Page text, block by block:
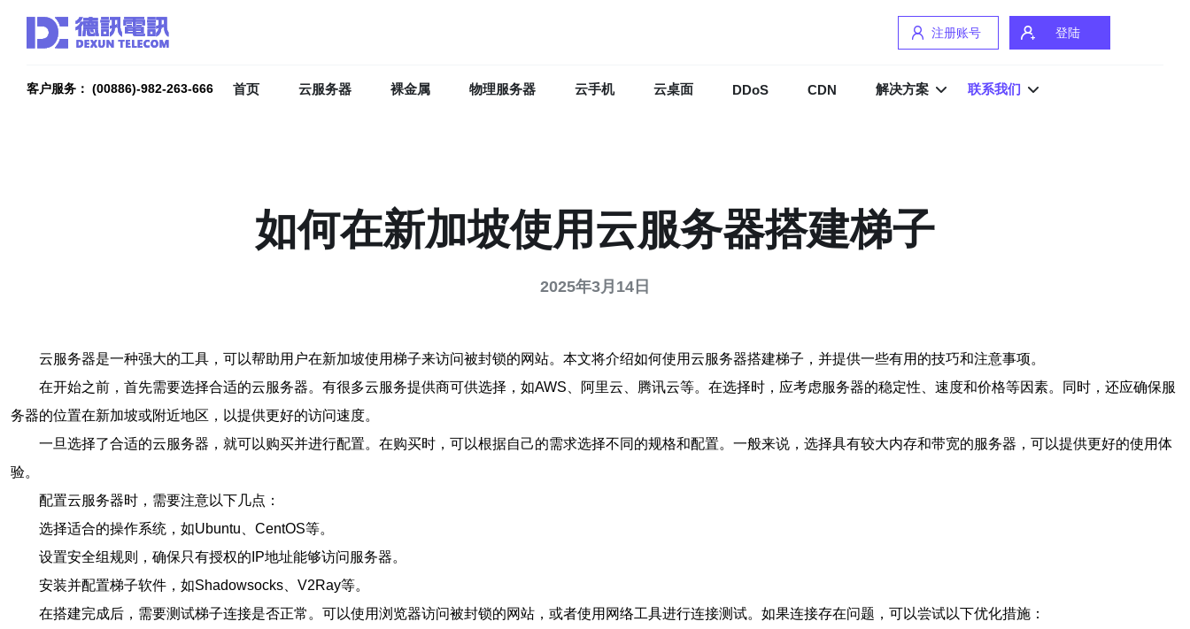
注册账号 登陆
客户服务： (00886)-982-263-666 首页 云服务器 裸金属 物理服务器 云手机 云桌面 DDoS CDN 解决方案 联系我们
如何在新加坡使用云服务器搭建梯子
2025年3月14日
云服务器是一种强大的工具，可以帮助用户在新加坡使用梯子来访问被封锁的网站。本文将介绍如何使用云服务器搭建梯子，并提供一些有用的技巧和注意事项。
在开始之前，首先需要选择合适的云服务器。有很多云服务提供商可供选择，如AWS、阿里云、腾讯云等。在选择时，应考虑服务器的稳定性、速度和价格等因素。同时，还应确保服
务器的位置在新加坡或附近地区，以提供更好的访问速度。
一旦选择了合适的云服务器，就可以购买并进行配置。在购买时，可以根据自己的需求选择不同的规格和配置。一般来说，选择具有较大内存和带宽的服务器，可以提供更好的使用体
验。
配置云服务器时，需要注意以下几点：
选择适合的操作系统，如Ubuntu、CentOS等。
设置安全组规则，确保只有授权的IP地址能够访问服务器。
安装并配置梯子软件，如Shadowsocks、V2Ray等。
在搭建完成后，需要测试梯子连接是否正常。可以使用浏览器访问被封锁的网站，或者使用网络工具进行连接测试。如果连接存在问题，可以尝试以下优化措施：